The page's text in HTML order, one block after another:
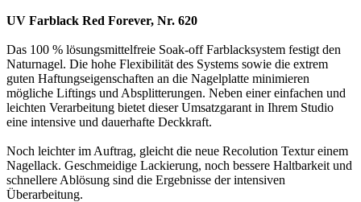
UV Farblack Red Forever, Nr. 620
Das 100 % lösungsmittelfreie Soak-off Farblacksystem festigt den
Naturnagel. Die hohe Flexibilität des Systems sowie die extrem
guten Haftungseigenschaften an die Nagelplatte minimieren
mögliche Liftings und Absplitterungen. Neben einer einfachen und
leichten Verarbeitung bietet dieser Umsatzgarant in Ihrem Studio
eine intensive und dauerhafte Deckkraft.
Noch leichter im Auftrag, gleicht die neue Recolution Textur einem
Nagellack. Geschmeidige Lackierung, noch bessere Haltbarkeit und
schnellere Ablösung sind die Ergebnisse der intensiven
Überarbeitung.